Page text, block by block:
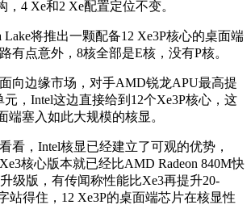
，4 Xe和2 Xe配置定位不变。
将推出一颗配备12 Xe3P核心的桌面端
有点意外，8核全部是E核，没有P核。
向边缘市场，对手AMD锐龙APU最高提
，Intel这边直接给到12个Xe3P核心，这
端塞入如此大规模的核显。
看，Intel核显已经建立了可观的优势，
核心版本就已经比AMD Radeon 840M快
级版，有传闻称性能比Xe3再提升20-
站得住，12 Xe3P的桌面端芯片在核显性